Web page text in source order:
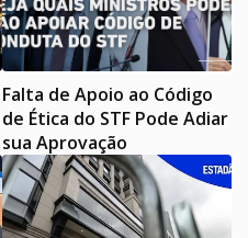
Falta de Apoio ao Código
de Ética do STF Pode Adiar
sua Aprovação